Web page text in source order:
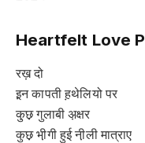
Heartfelt Love
रख़ दो
इ़न कापती ह़थेलियो पर
कु़छ़ गुलाबी अ़क्षर
कुछ़ भी़गी हुई नी़ली मात्राए